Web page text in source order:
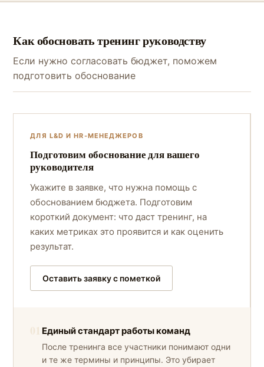
Как обосновать тренинг руководству
Если нужно согласовать бюджет, поможем
подготовить обоснование
ДЛЯ L&D И HR-МЕНЕДЖЕРОВ
Подготовим обоснование для вашего
руководителя
Укажите в заявке, что нужна помощь с
обоснованием бюджета. Подготовим
короткий документ: что даст тренинг, на
каких метриках это проявится и как оценить
результат.
Оставить заявку с пометкой
01 Единый стандарт работы команд
После тренинга все участники понимают одни
и те же термины и принципы. Это убирает